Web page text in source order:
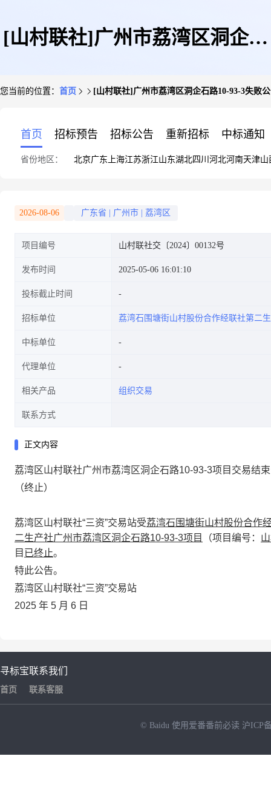
[山村联社]广州市荔湾区洞企石
您当前的位置： 首页 [山村联社]广州市荔湾区洞企石路10-93-3失败
首页 招标预告 招标公告 重新招标 中标通知
省份地区： 北京广东 上海江苏浙江山东湖北四川 河北河南天津山
2026-08-06 广东省 广州市 荔湾区
项目编号 山村联社交〔2024〕00132号
发布时间 2025-05-06 16:01:10
投标截止时间
招标单位 荔湾石围塘街山村股份合作经联社第二
中标单位
代理单位
相关产品 组织交易
联系方式
正文内容
荔湾区山村联社广州市荔湾区洞企石路10-93-3项目交易结
（终止）
荔湾区山村联社“三资”交易站受荔湾石围塘街山村股份合作
二生产社广州市荔湾区洞企石路10-93-3项目 （项目编号：
目 已终止。
特此公告。
荔湾区山村联社“三资”交易站
2025 年 5 月 6 日
寻标宝
首页
联系我们
联系客服
© Baidu 使用爱番番前必读 沪ICP